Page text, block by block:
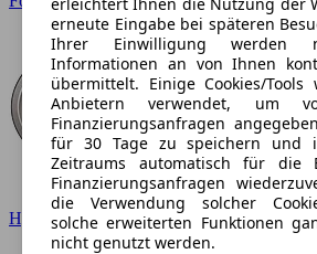
Hyundai
erneute Eingabe bei späteren
Ihrer Einwilligung werden
Informationen an von Ihnen
übermittelt. Einige Cookies/
Anbietern verwendet, um
Finanzierungsanfragen
für 30 Tage zu speichern und
Zeitraums automatisch für die
Finanzierungsanfragen
die Verwendung solcher
solche erweiterten Funktionen
nicht genutzt werden.